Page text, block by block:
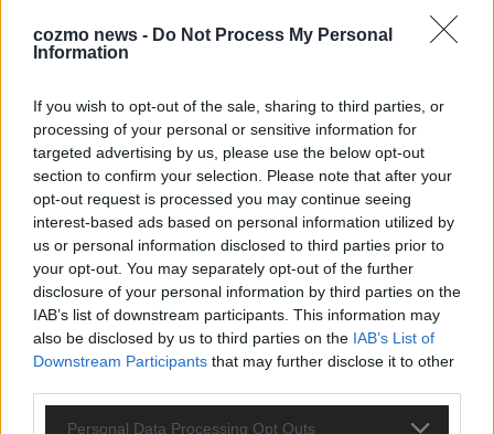
cozmo news - Do Not Process My Personal
Information
If you wish to opt-out of the sale, sharing to third parties, or
processing of your personal or sensitive information for
targeted advertising by us, please use the below opt-out
section to confirm your selection. Please note that after your
opt-out request is processed you may continue seeing
interest-based ads based on personal information utilized by
us or personal information disclosed to third parties prior to
your opt-out. You may separately opt-out of the further
disclosure of your personal information by third parties on the
IAB’s list of downstream participants. This information may
also be disclosed by us to third parties on the IAB’s List of
Downstream Participants that may further disclose it to other
Personal Data Processing Opt Outs